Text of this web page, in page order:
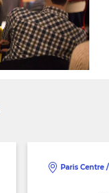
Paris Centre